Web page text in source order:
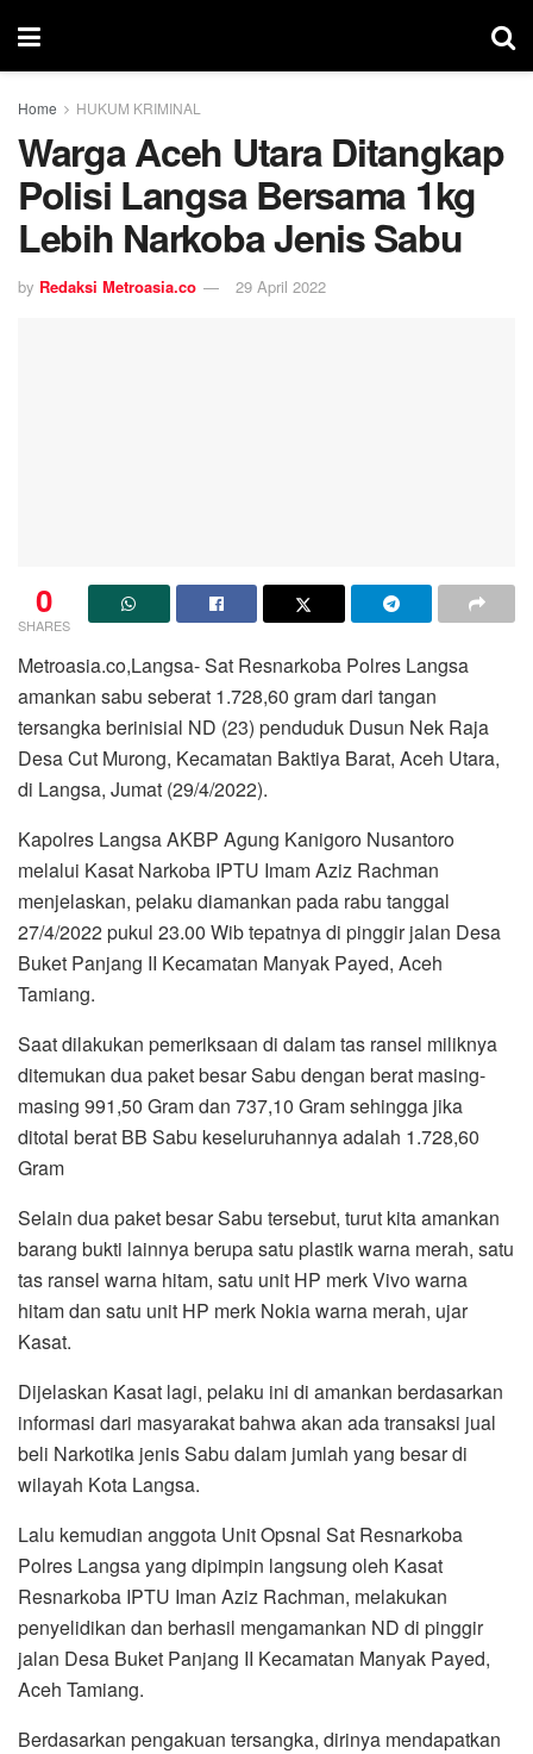
Home HUKUM KRIMINAL
Warga Aceh Utara Ditangkap
Polisi Langsa Bersama 1kg
Lebih Narkoba Jenis Sabu
by Redaksi Metroasia.co 29 April 2022
0
SHARES
Metroasia.co,Langsa- Sat Resnarkoba Polres Langsa
amankan sabu seberat 1.728,60 gram dari tangan
tersangka berinisial ND (23) penduduk Dusun Nek Raja
Desa Cut Murong, Kecamatan Baktiya Barat, Aceh Utara,
di Langsa, Jumat (29/4/2022).
Kapolres Langsa AKBP Agung Kanigoro Nusantoro
melalui Kasat Narkoba IPTU Imam Aziz Rachman
menjelaskan, pelaku diamankan pada rabu tanggal
27/4/2022 pukul 23.00 Wib tepatnya di pinggir jalan Desa
Buket Panjang II Kecamatan Manyak Payed, Aceh
Tamiang.
Saat dilakukan pemeriksaan di dalam tas ransel miliknya
ditemukan dua paket besar Sabu dengan berat masing-
masing 991,50 Gram dan 737,10 Gram sehingga jika
ditotal berat BB Sabu keseluruhannya adalah 1.728,60
Gram
Selain dua paket besar Sabu tersebut, turut kita amankan
barang bukti lainnya berupa satu plastik warna merah, satu
tas ransel warna hitam, satu unit HP merk Vivo warna
hitam dan satu unit HP merk Nokia warna merah, ujar
Kasat.
Dijelaskan Kasat lagi, pelaku ini di amankan berdasarkan
informasi dari masyarakat bahwa akan ada transaksi jual
beli Narkotika jenis Sabu dalam jumlah yang besar di
wilayah Kota Langsa.
Lalu kemudian anggota Unit Opsnal Sat Resnarkoba
Polres Langsa yang dipimpin langsung oleh Kasat
Resnarkoba IPTU Iman Aziz Rachman, melakukan
penyelidikan dan berhasil mengamankan ND di pinggir
jalan Desa Buket Panjang II Kecamatan Manyak Payed,
Aceh Tamiang.
Berdasarkan pengakuan tersangka, dirinya mendapatkan